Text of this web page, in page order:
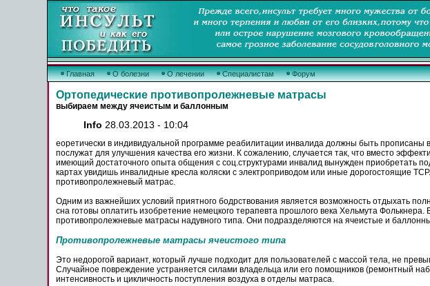
Главная О болезни О лечении Специалистам Форум
Ортопедические противопролежневые матрасы
выбираем между ячеистым и баллонным
Info 28.03.2013 - 10:04
еоретически в индивидуальной программе реабилитации инвалида должны быть прописаны
послужат для улучшения качества его жизни. К сожалению, случается так, что вместо
имеющий достаточного опыта общения с соц.структурами инвалид вынужден приобретать
картах увидишь инвалидные кресла коляски с электроприводом или иные дорогостоящие
противопролежневый матрас.
Одним из важнейших условий приятного бодрствования является возможность отдыхать
сна готовы оплатить изобретение немецкого терапевта прошлого века Хельмута
противопролежневые матрасы надувного типа. Они подразделяются на ячеистые и
Противопролежневые матрасы ячеистого типа
Это недорогой вариант, который лучше подходит для пользователей с массой тела, не
Случайное повреждение устраняется силами владельца или его помощников (ремонтный
интенсивность и цикличность поступления воздуха в отделы матраса.